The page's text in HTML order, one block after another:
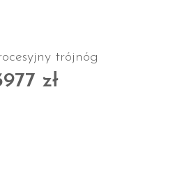
trójnóg
zł